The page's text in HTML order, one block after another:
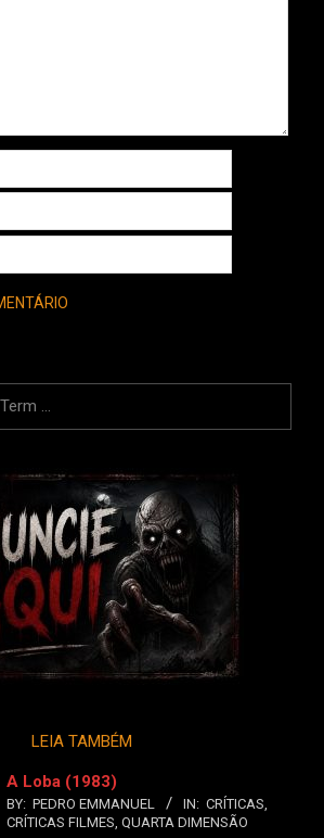
LEIA TAMBÉM
A Loba (1983)
BY: PEDRO EMMANUEL IN: CRÍTICAS,
CRÍTICAS FILMES, QUARTA DIMENSÃO